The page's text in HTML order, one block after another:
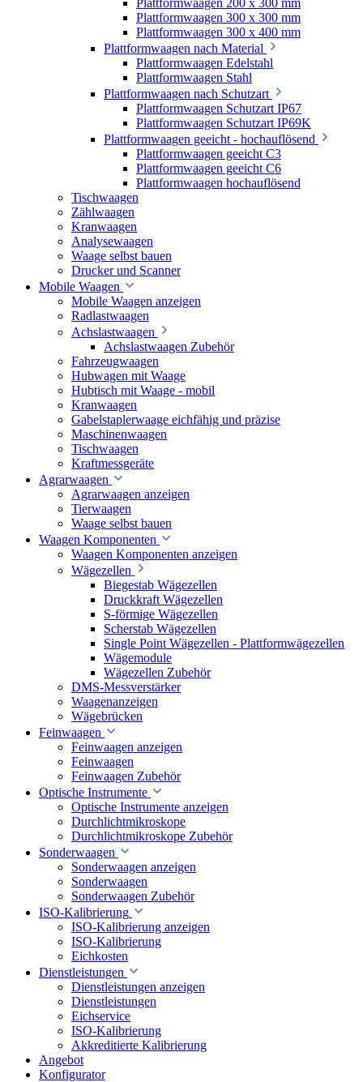
Plattformwaagen 300 x 300 mm
Plattformwaagen 300 x 400 mm
Plattformwaagen nach Material
Plattformwaagen Edelstahl
Plattformwaagen Stahl
Plattformwaagen nach Schutzart
Plattformwaagen Schutzart IP67
Plattformwaagen Schutzart IP69K
Plattformwaagen geeicht - hochauflösend
Plattformwaagen geeicht C3
Plattformwaagen geeicht C6
Plattformwaagen hochauflösend
Tischwaagen
Zählwaagen
Kranwaagen
Analysewaagen
Waage selbst bauen
Drucker und Scanner
Mobile Waagen
Mobile Waagen anzeigen
Radlastwaagen
Achslastwaagen
Achslastwaagen Zubehör
Fahrzeugwaagen
Hubwagen mit Waage
Hubtisch mit Waage - mobil
Kranwaagen
Gabelstaplerwaage eichfähig und präzise
Maschinenwaagen
Tischwaagen
Kraftmessgeräte
Agrarwaagen
Agrarwaagen anzeigen
Tierwaagen
Waage selbst bauen
Waagen Komponenten
Waagen Komponenten anzeigen
Wägezellen
Biegestab Wägezellen
Druckkraft Wägezellen
S-förmige Wägezellen
Scherstab Wägezellen
Single Point Wägezellen - Plattformwägezellen
Wägemodule
Wägezellen Zubehör
DMS-Messverstärker
Waagenanzeigen
Wägebrücken
Feinwaagen
Feinwaagen anzeigen
Feinwaagen
Feinwaagen Zubehör
Optische Instrumente
Optische Instrumente anzeigen
Durchlichtmikroskope
Durchlichtmikroskope Zubehör
Sonderwaagen
Sonderwaagen anzeigen
Sonderwaagen
Sonderwaagen Zubehör
ISO-Kalibrierung
ISO-Kalibrierung anzeigen
ISO-Kalibrierung
Eichkosten
Dienstleistungen
Dienstleistungen anzeigen
Dienstleistungen
Eichservice
ISO-Kalibrierung
Akkreditierte Kalibrierung
Angebot
Konfigurator